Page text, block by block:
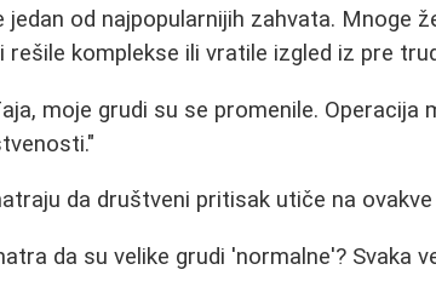
jedan od najpopularnijih zahvata. Mnoge
rešile komplekse ili vratile izgled iz pre
moje grudi su se promenile. Operacija
da društveni pritisak utiče na ovakve
da su velike grudi 'normalne'? Svaka